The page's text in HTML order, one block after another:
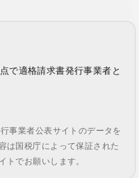
で適格請求書発行事業者と
事業者公表サイトのデータを
は国税庁によって保証された
トでお願いします。